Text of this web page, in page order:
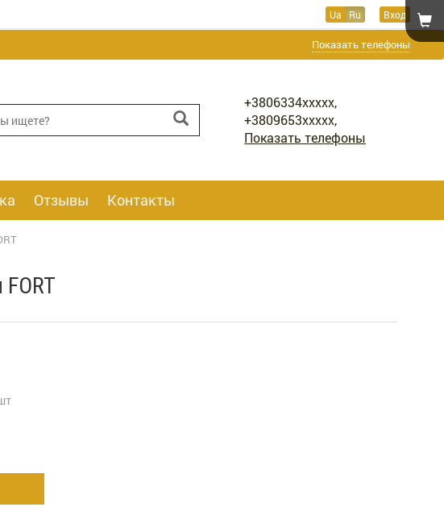
Ua Ru Вход
Показать телефоны
+3806334xxxxx,
+3809653xxxxx,
Показать телефоны
Отзывы Контакты